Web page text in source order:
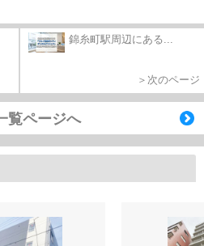
錦糸町駅周辺にある...
＞次のページ
覧ページへ